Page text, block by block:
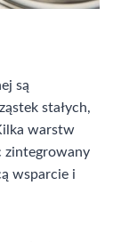
są
stałych,
warstw
zintegrowany
wsparcie i